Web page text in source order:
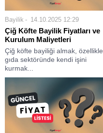
Bayilik 14.10.2025 12:29
Çiğ Köfte Bayilik Fiyatları ve
Kurulum Maliyetleri
Çiğ köfte bayiliği almak, özellikle
gıda sektöründe kendi işini
kurmak...